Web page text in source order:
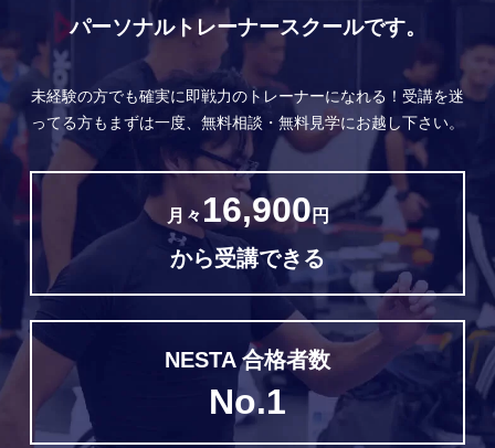
パーソナルトレーナースクールです。
未経験の方でも確実に即戦力のトレーナーになれる！ 受講を迷
ってる方もまずは一度、無料相談・無料見学にお越し下さい。
月々16,900円
から受講できる
NESTA 合格者数
No.1